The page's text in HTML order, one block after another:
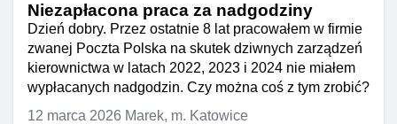
Niezapłacona praca za nadgodziny
Dzień dobry. Przez ostatnie 8 lat pracowałem w firmie
zwanej Poczta Polska na skutek dziwnych zarządzeń
kierownictwa w latach 2022, 2023 i 2024 nie miałem
wypłacanych nadgodzin. Czy można coś z tym zrobić?
12 marca 2026 Marek, m. Katowice